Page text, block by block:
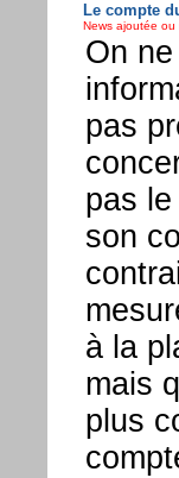
Le compte
News ajoutée
On
pas
pas
son
à la
mais
plus